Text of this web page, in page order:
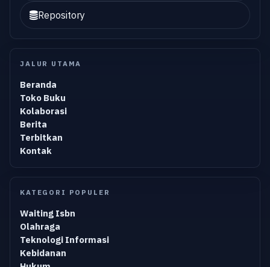
Repository
JALUR UTAMA
Beranda
Toko Buku
Kolaborasi
Berita
Terbitkan
Kontak
KATEGORI POPULER
Waiting Isbn
Olahraga
Teknologi Informasi
Kebidanan